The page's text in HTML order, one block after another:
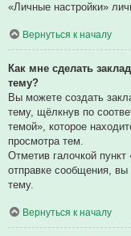
«Личные настройки»
Вернуться к началу
Как мне сделать
тему?
Вы можете создать
тему, щёлкнув по
темой», которое
просмотра тем.
Отметив галочкой
отправке сообщения,
тему.
Вернуться к началу